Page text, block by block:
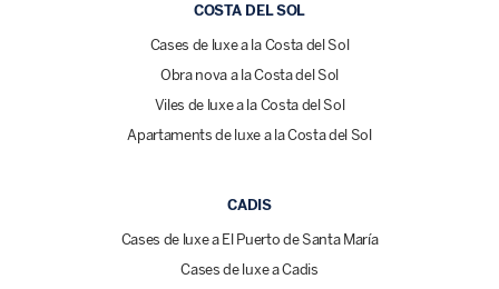
COSTA DEL SOL
Cases de luxe a la Costa del Sol
Obra nova a la Costa del Sol
Viles de luxe a la Costa del Sol
Apartaments de luxe a la Costa del Sol
CADIS
Cases de luxe a El Puerto de Santa María
Cases de luxe a Cadis